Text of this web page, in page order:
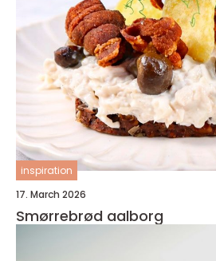
inspiration
17. March 2026
Smørrebrød aalborg